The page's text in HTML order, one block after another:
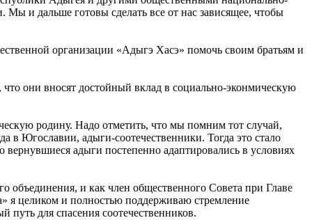
и дальше готовы сделать все от нас зависящее, чтобы
организации «Адыгэ Хасэ» помочь своим братьям и
они вносят достойный вклад в социально-эконмическую
родину. Надо отметить, что мы помним тот случай,
в Югославии, адыги-соотечественники. Тогда это стало
адыги постепенно адаптировались в условиях
объединения, и как член общественного Совета при Главе
я целиком и полностью поддерживаю стремление
для спасения соотечественников.